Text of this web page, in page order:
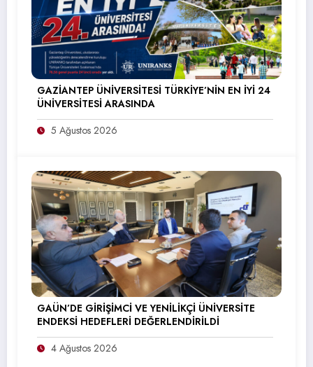
GAZİANTEP ÜNİVERSİTESİ TÜRKİYE’NİN EN İYİ 24
ÜNİVERSİTESİ ARASINDA
5 Ağustos 2026
GAÜN’DE GİRİŞİMCİ VE YENİLİKÇİ ÜNİVERSİTE
ENDEKSİ HEDEFLERİ DEĞERLENDİRİLDİ
4 Ağustos 2026